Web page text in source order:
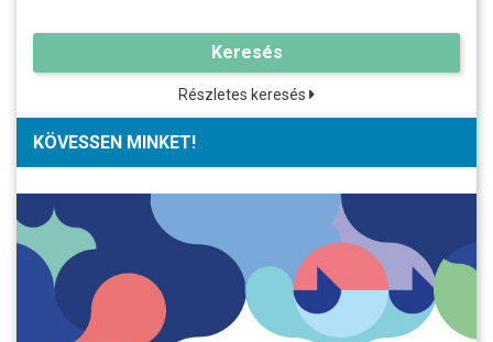
Keresés
Részletes keresés
KÖVESSEN MINKET!